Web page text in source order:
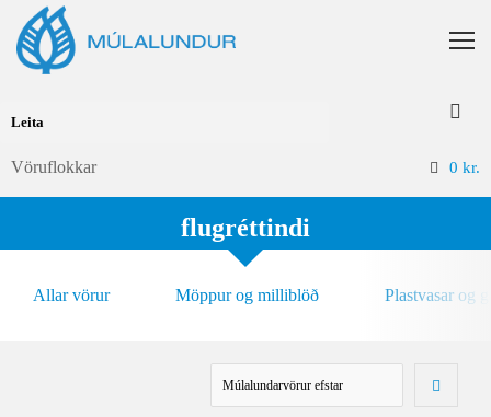
Vöruflokkar 0 kr.
flugréttindi
Allar vörur Möppur og milliblöð Plastvasar og